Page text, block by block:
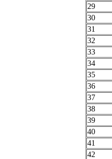
29
30
31
32
33
34
35
36
37
38
39
40
41
42